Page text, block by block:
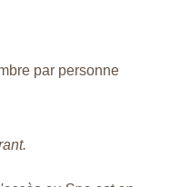
par personne